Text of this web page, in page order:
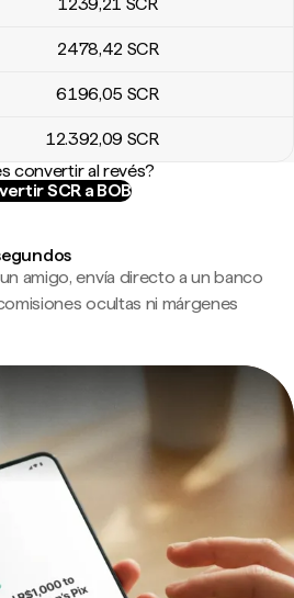
2478,42 SCR
6196,05 SCR
12.392,09 SCR
convertir al revés?
SCR a BOB
amigo, envía directo a un banco
ocultas ni márgenes